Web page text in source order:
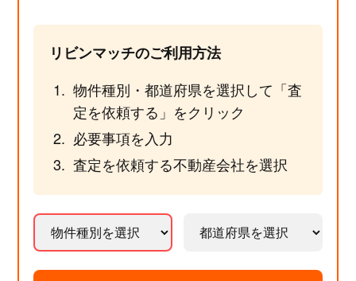
リビンマッチのご利用方法
物件種別・都道府県を選択して「査
定を依頼する」をクリック
必要事項を入力
査定を依頼する不動産会社を選択